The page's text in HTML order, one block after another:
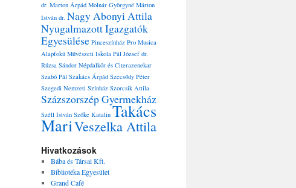
dr. Marton Árpád Molnár Györgyné Márton
István dr. Nagy Abonyi Attila
Nyugalmazott Igazgatók
Egyesülése Pinceszínház Pro Musica
Alapfokú Művészeti Iskola Pál József dr.
Rúzsa Sándor Népdalkör és Citerazenekar
Szabó Pál Szakács Árpád Szecsődy Péter
Szegedi Nemzeti Színház Szorcsik Attila
Százszorszép Gyermekház
Széll István Szőke Katalin Takács
MariVeszelka Attila
Hivatkozások
Bába és Társai Kft.
Bibliotéka Egyesület
Grand Café